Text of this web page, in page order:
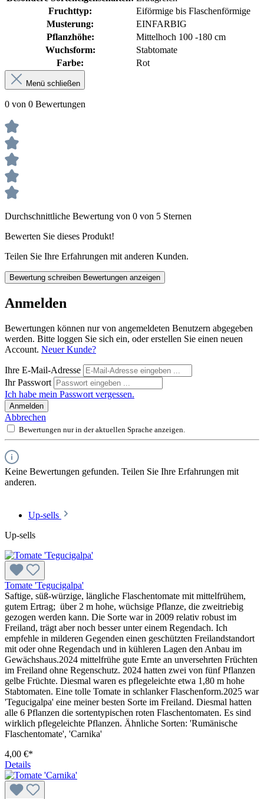
Fruchttyp:
Eiförmige bis Flaschenförmige
Musterung:
EINFARBIG
Pflanzhöhe:
Mittelhoch 100 -180 cm
Wuchsform:
Stabtomate
Farbe:
Rot
Menü schließen
0 von 0 Bewertungen
Durchschnittliche Bewertung von 0 von 5 Sternen
Bewerten Sie dieses Produkt!
Teilen Sie Ihre Erfahrungen mit anderen Kunden.
Bewertung schreiben Bewertungen anzeigen
Anmelden
Bewertungen können nur von angemeldeten Benutzern abgegeben
werden. Bitte loggen Sie sich ein, oder erstellen Sie einen neuen
Account. Neuer Kunde?
Ihre E-Mail-Adresse
Ihr Passwort
Ich habe mein Passwort vergessen.
Anmelden
Abbrechen
Bewertungen nur in der aktuellen Sprache anzeigen.
Keine Bewertungen gefunden. Teilen Sie Ihre Erfahrungen mit
anderen.
Up-sells
Up-sells
Tomate 'Tegucigalpa'
Saftige, süß-würzige, längliche Flaschentomate mit mittelfrühem,
gutem Ertrag; über 2 m hohe, wüchsige Pflanze, die zweitriebig
gezogen werden kann. Die Sorte war in 2009 relativ robust im
Freiland, trägt aber noch besser unter einem Regendach. Ich
empfehle in milderen Gegenden einen geschützten Freilandstandort
mit oder ohne Regendach und in kühleren Lagen den Anbau im
Gewächshaus.2024 mittelfrühe gute Ernte an unversehrten Früchten
im Freiland ohne Regenschutz. 2024 hatten zwei von fünf Pflanzen
gelbe Früchte. Diesmal waren es pflegeleichte etwa 1,80 m hohe
Stabtomaten. Eine tolle Tomate in schlanker Flaschenform.2025 war
'Tegucigalpa' eine meiner besten Sorte im Freiland. Diesmal hatten
alle 6 Pflanzen die sortentypischen roten Flaschentomaten. Es sind
wirklich pflegeleichte Pflanzen. Ähnliche Sorten: 'Rumänische
Flaschentomate', 'Carnika'
4,00 €*
Details